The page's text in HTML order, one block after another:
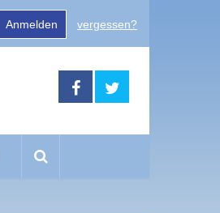
Anmelden vergessen?